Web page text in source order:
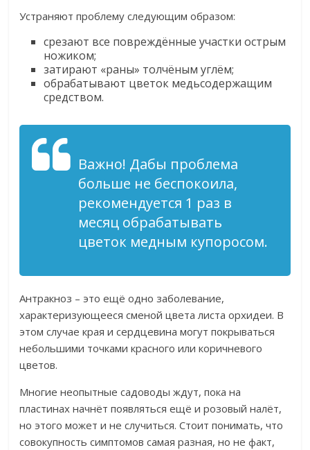
Устраняют проблему следующим образом:
срезают все повреждённые участки острым
ножиком;
затирают «раны» толчёным углём;
обрабатывают цветок медьсодержащим
средством.
Важно! Дабы проблема
больше не беспокоила,
рекомендуется 1 раз в
месяц обрабатывать
цветок медным купоросом.
Антракноз – это ещё одно заболевание,
характеризующееся сменой цвета листа орхидеи. В
этом случае края и сердцевина могут покрываться
небольшими точками красного или коричневого
цветов.
Многие неопытные садоводы ждут, пока на
пластинах начнёт появляться ещё и розовый налёт,
но этого может и не случиться. Стоит понимать, что
совокупность симптомов самая разная, но не факт,